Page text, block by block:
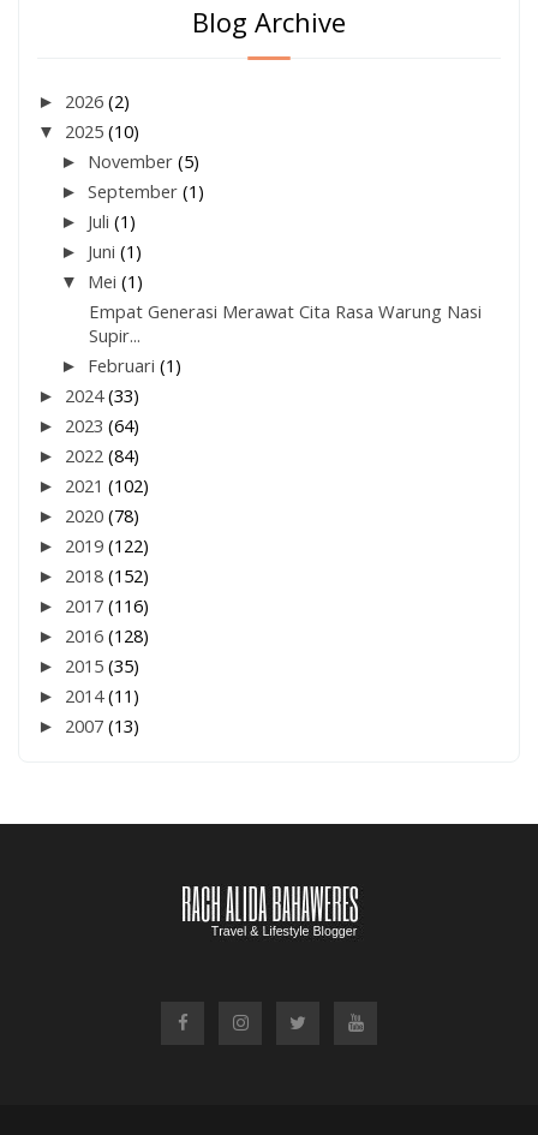
Blog Archive
► 2026 (2)
▼ 2025 (10)
► November(5)
►September(1)
► Juli(1)
► Juni(1)
▼ Mei(1)
Empat Generasi Merawat Cita Rasa Warung Nasi
Supir...
► Februari(1)
► 2024(33)
► 2023 (64)
► 2022 (84)
► 2021 (102)
► 2020 (78)
► 2019 (122)
► 2018 (152)
► 2017 (116)
► 2016 (128)
► 2015 (35)
► 2014(11)
► 2007 (13)